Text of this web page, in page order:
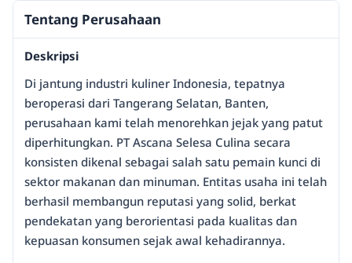
Tentang Perusahaan
Deskripsi
Di jantung industri kuliner Indonesia, tepatnya
beroperasi dari Tangerang Selatan, Banten,
perusahaan kami telah menorehkan jejak yang patut
diperhitungkan. PT Ascana Selesa Culina secara
konsisten dikenal sebagai salah satu pemain kunci di
sektor makanan dan minuman. Entitas usaha ini telah
berhasil membangun reputasi yang solid, berkat
pendekatan yang berorientasi pada kualitas dan
kepuasan konsumen sejak awal kehadirannya.